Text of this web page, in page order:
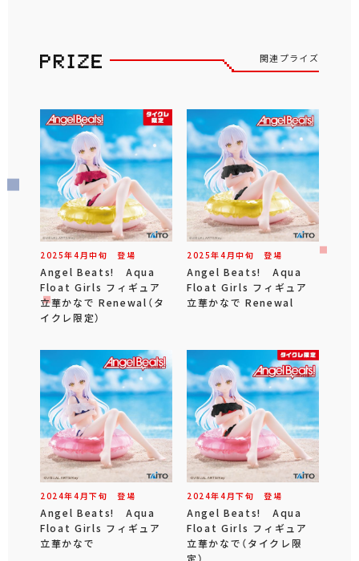
関連プライズ
2025年4 月中旬 登場
Angel Beats! Aqua
Float Girls フィギュア
立華かなで Renewal（タ
イクレ限定）
2025年4 月中旬 登場
Angel Beats! Aqua
Float Girls フィギュア
立華かなで Renewal
2024年4 月下旬 登場
Angel Beats! Aqua
Float Girls フィギュア
立華かなで
2024年4 月下旬 登場
Angel Beats! Aqua
Float Girls フィギュア
立華かなで（タイクレ限